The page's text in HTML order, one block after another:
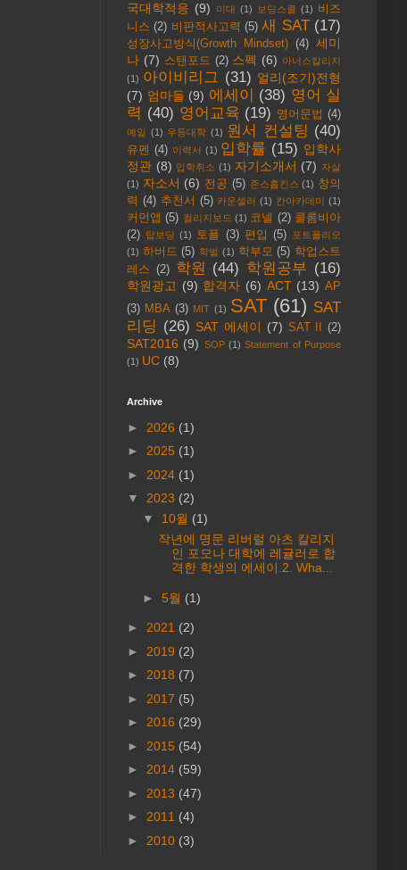
국대학적응 (9) 미대 (1) 보딩스쿨 (1) 비즈
니스 (2) 비판적사고력 (5) 새 SAT (17)
성장사고방식(Growth Mindset) (4) 세미
나 (7) 스탠포드 (2) 스펙 (6) 아너스칼리지
(1) 아이비리그 (31) 얼리(조기)전형
(7) 엄마들 (9) 에세이 (38) 영어 실
력 (40) 영어교육 (19) 영어문법 (4)
예일 (1) 우등대학 (1) 원서 컨설팅 (40)
유펜 (4) 이력서 (1) 입학률 (15) 입학사
정관 (8) 입학취소 (1) 자기소개서 (7) 자살
(1) 자소서 (6) 전공 (5) 존스홉킨스 (1) 창의
력 (4) 추천서 (5) 카운셀러 (1) 칸아카데미 (1)
커먼앱 (5) 컬리지보드 (1) 코넬 (2) 콜롬비아
(2) 탑보딩 (1) 토플 (3) 편입 (5) 포트폴리오
(1) 하버드 (5) 학벌 (1) 학부모 (5) 학업스트
레스
(2) 학원 (44) 학원공부 (16)
학원광고 (9) 합격자 (6) ACT (13) AP
(3) MBA (3) MIT (1) SAT (61) SAT
리딩 (26) SAT 에세이 (7) SAT II (2)
SAT2016 (9) SOP (1) Statement of Purpose
(1) UC (8)
Archive
► 2026 (1)
► 2025 (1)
► 2024 (1)
▼ 2023 (2)
▼ 10월 (1)
작년에 명문 리버럴 아츠 칼리지
인 포모나 대학에 레귤러로 합
격한 학생의 에세이.2. Wha...
► 5월 (1)
► 2021 (2)
► 2019 (2)
► 2018 (7)
► 2017 (5)
► 2016 (29)
► 2015 (54)
► 2014 (59)
► 2013 (47)
► 2011 (4)
► 2010 (3)